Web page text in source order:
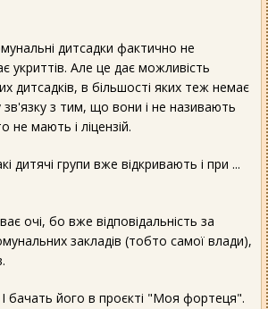
дитсадки фактично не
Але це дає можливість
дитсадків, в більшості яких теж немає
зв'язку з тим, що вони і не називають
не мають і ліцензій.
дитячі групи вже відкривають і при ...
очі, бо вже відповідальність за
закладів (тобто самої влади),
І бачать його в проєкті "Моя фортеця".